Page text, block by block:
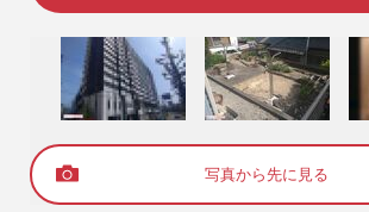
写真から先に見る